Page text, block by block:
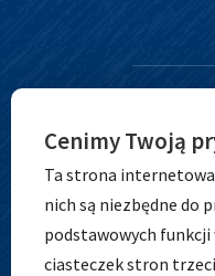
Cenimy Twoją
Ta strona
nich są niezbędne do
podstawowych funkcji
ciasteczek stron